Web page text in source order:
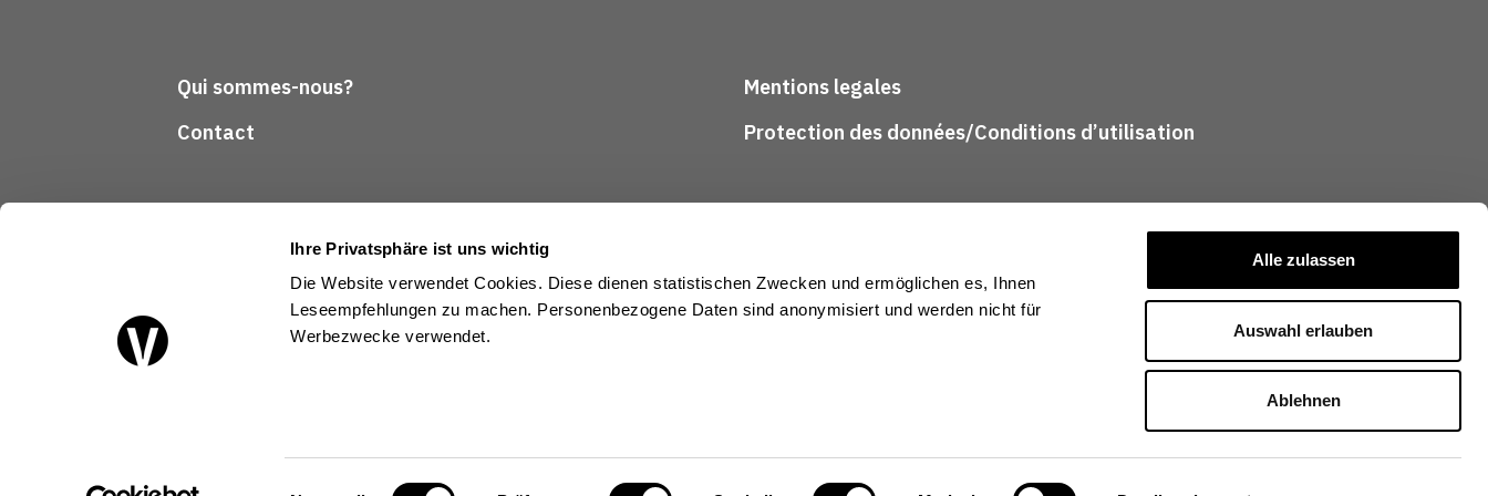
Ihre Privatsphäre ist uns wichtig
Die Website verwendet Cookies. Diese dienen statistischen Zwecken und ermöglichen es, Ihnen
Leseempfehlungen zu machen. Personenbezogene Daten sind anonymisiert und werden nicht für
Werbezwecke verwendet.
Einwilligungsauswahl
Alle zulassen
Auswahl erlauben
Ablehnen
Qui sommes-nous?
Contact
Mentions legales
Protection des données/Conditions d’utilisation